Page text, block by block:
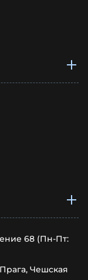
68 (Пн-Пт:
Чешская